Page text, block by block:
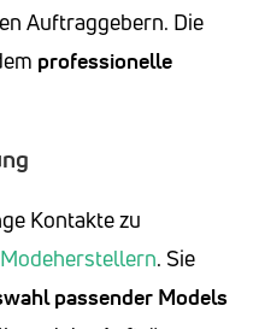
Auftraggebern. Die
professionelle
Kontakte zu
Modeherstellern. Sie
passender Models